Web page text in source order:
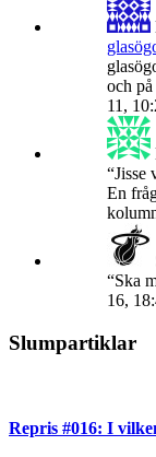
och
11,
“Jisse
En
“Ska
16,
Slumpartiklar
Repris #016: I